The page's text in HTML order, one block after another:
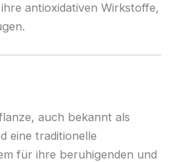
antioxidativen Wirkstoffe,
auch bekannt als
eine traditionelle
für ihre beruhigenden und